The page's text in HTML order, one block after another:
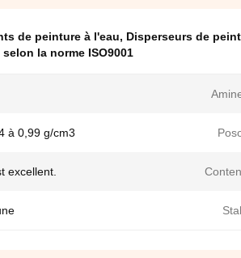
de peinture à l'eau, Disperseurs de
la norme ISO9001
à 0,99 g/cm3
excellent.